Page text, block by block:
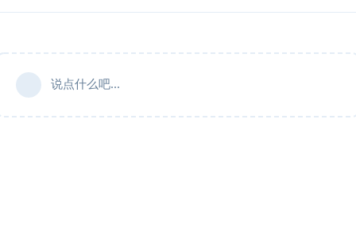
说点什么吧...